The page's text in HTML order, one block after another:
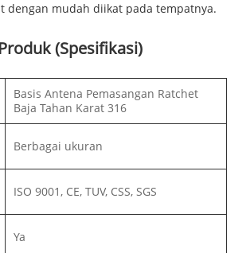
dengan mudah diikat pada tempatnya.
(Spesifikasi)
Basis Antena Pemasangan Ratchet
Baja Tahan Karat 316
Berbagai ukuran
ISO 9001, CE, TUV, CSS, SGS
Ya